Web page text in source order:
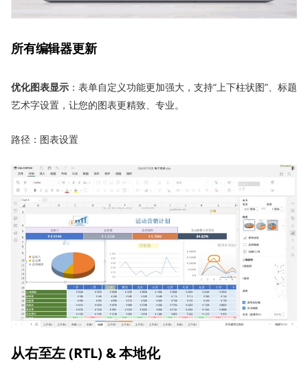
所有编辑器更新
优化图表显示 ：表单自定义功能更加强大，支持“上下柱状图”、标题
艺术字设置，让您的图表更精致、专业。
路径：图表设置
从右至左 (RTL) & 本地化